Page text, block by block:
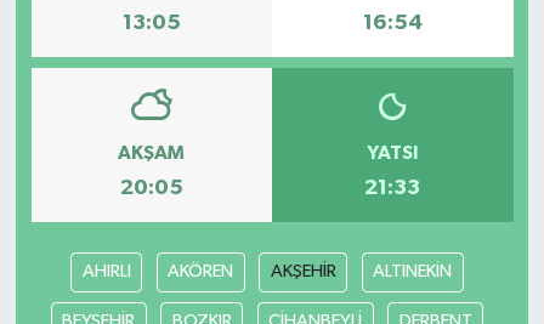
13:05 16:54
AKŞAM
20:05
YATSI
21:33
AHIRLI AKÖREN AKŞEHİR ALTINEKİN